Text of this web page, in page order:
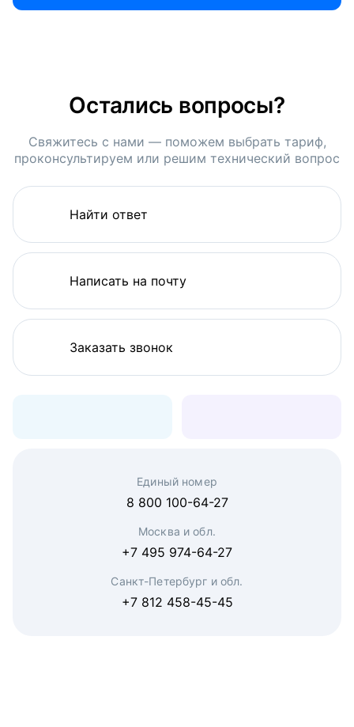
Остались вопросы?
Свяжитесь с нами — поможем выбрать тариф,
проконсультируем или решим технический вопрос
Найти ответ
Написать на почту
Заказать звонок
Единый номер
8 800 100-64-27
Москва и обл.
+7 495 974-64-27
Санкт-Петербург и обл.
+7 812 458-45-45